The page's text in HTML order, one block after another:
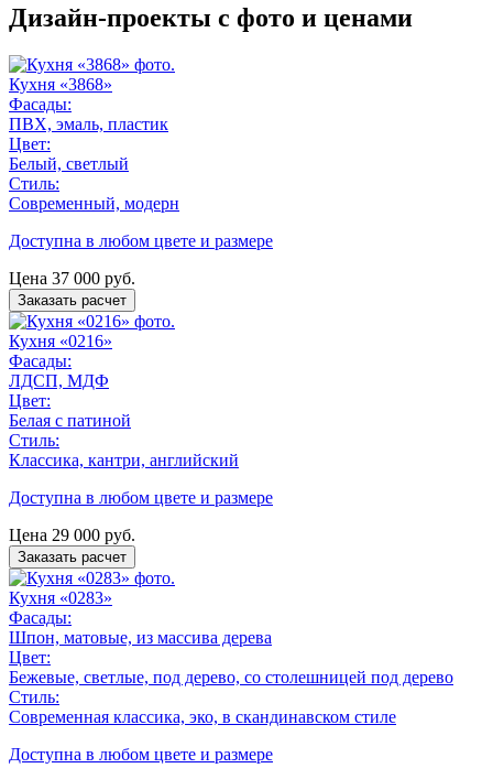
Дизайн-проекты с фото и ценами
Кухня «3868»
Фасады:
ПВХ, эмаль, пластик
Цвет:
Белый, светлый
Стиль:
Современный, модерн
Доступна в любом цвете и размере
Цена 37 000 руб.
Заказать расчет
Кухня «0216»
Фасады:
ЛДСП, МДФ
Цвет:
Белая с патиной
Стиль:
Классика, кантри, английский
Доступна в любом цвете и размере
Цена 29 000 руб.
Заказать расчет
Кухня «0283»
Фасады:
Шпон, матовые, из массива дерева
Цвет:
Бежевые, светлые, под дерево, со столешницей под дерево
Стиль:
Современная классика, эко, в скандинавском стиле
Доступна в любом цвете и размере